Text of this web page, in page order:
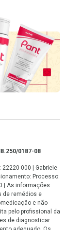
0187-08
22220-000 | Gabriele
Processo:
| As informações
de remédios e
e não
pelo profissional da
de diagnosticar